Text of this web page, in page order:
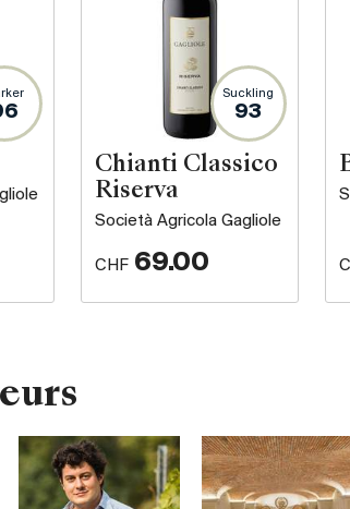
Suckling
93
Chianti Classico
Riserva
Società Agricola Gagliole
CHF 69.00